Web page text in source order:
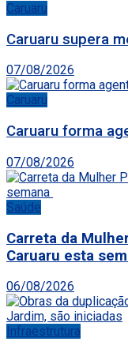
Caruaru
Caruaru supera
07/08/2026
Caruaru
Caruaru forma
07/08/2026
Saúde
Carreta da
Caruaru esta
06/08/2026
Infraestrutura